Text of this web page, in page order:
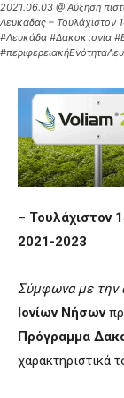
2021.06.03 @ Αύξηση
Λευκάδας – Τουλάχιστον
#Λευκάδα #Δακοκτονία
– Τουλάχιστον
2021-2023
Σύμφωνα με την
Ιονίων Νήσων
Πρόγραμμα
χαρακτηριστικά